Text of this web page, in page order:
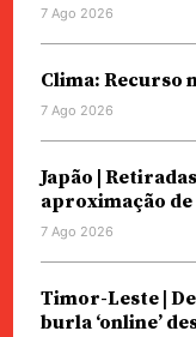
7 Ago 2026
Clima: Recurso
7 Ago 2026
Japão |
aproximação
7 Ago 2026
Timor-Leste |
burla ‘online’